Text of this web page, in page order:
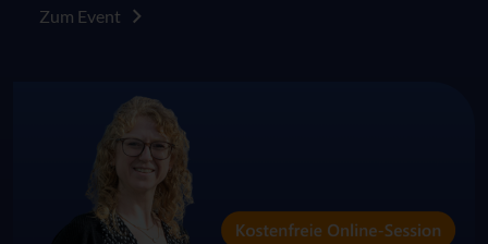
Arbeitskultur integrieren.
Zum Event